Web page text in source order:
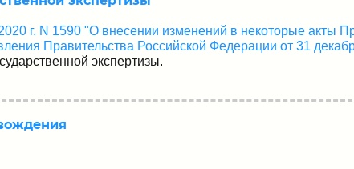
г. N 1590 "О внесении изменений в некоторые акты
Правительства Российской Федерации от 31
экспертизы.